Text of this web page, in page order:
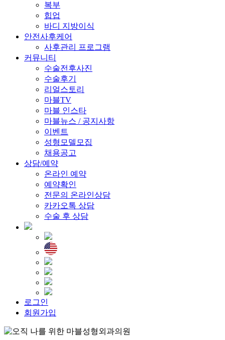
복부
힙업
바디 지방이식
안전사후케어
사후관리 프로그램
커뮤니티
수술전후사진
수술후기
리얼스토리
마블TV
마블 인스타
마블뉴스 / 공지사항
이벤트
성형모델모집
채용공고
상담/예약
온라인 예약
예약확인
전문의 온라인상담
카카오톡 상담
수술 후 상담
로그인
회원가입